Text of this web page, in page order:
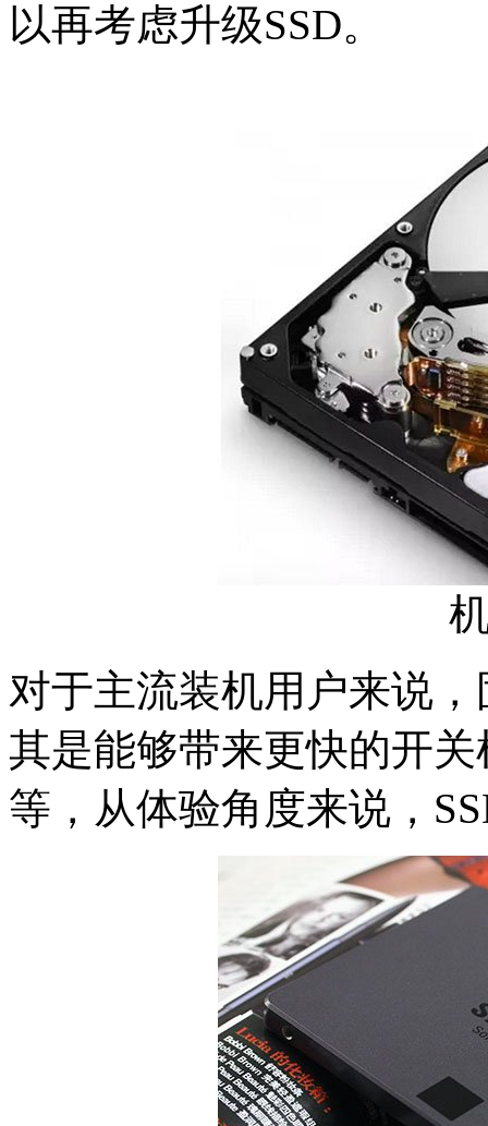
以再考虑升级SSD。
对于主流装机用户来说
其是能够带来更快的开
等，从体验角度来说，